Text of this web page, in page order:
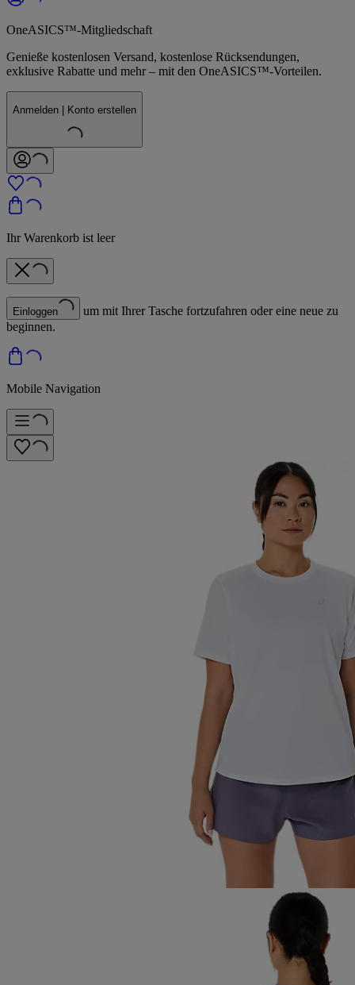
OneASICS™-Mitgliedschaft
Genieße kostenlosen Versand, kostenlose Rücksendungen,
exklusive Rabatte und mehr – mit den OneASICS™-Vorteilen.
Anmelden | Konto erstellen
Ihr Warenkorb ist leer
Einloggen
um mit Ihrer Tasche fortzufahren oder eine neue zu
beginnen.
Mobile Navigation